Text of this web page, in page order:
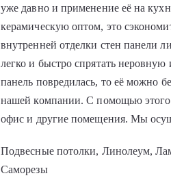
уже давно и применение её на
керамическую оптом, это
внутренней отделки стен панели
легко и быстро спрятать неровную
панель повредилась, то её можно
нашей компании. С помощью этого
офис и другие помещения. Мы
Подвесные потолки, Линолеум,
Саморезы